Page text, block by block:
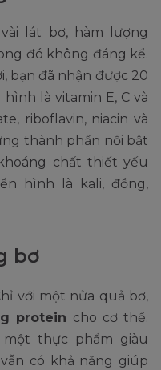
lát bơ, hàm lượng
đó không đáng kể.
bạn đã nhận được 20
là vitamin E, C và
riboflavin, niacin và
thành phần nổi bật
chất thiết yếu
hình là kali, đồng,
bơ
với một nửa quả bơ,
protein cho cơ thể.
thực phẩm giàu
có khả năng giúp